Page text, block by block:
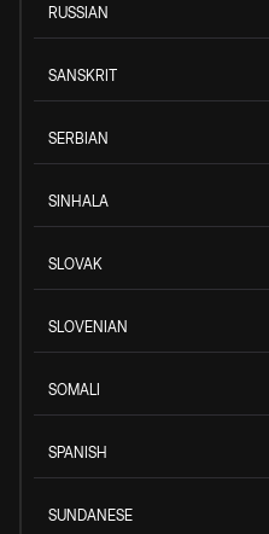
RUSSIAN
SANSKRIT
SERBIAN
SINHALA
SLOVAK
SLOVENIAN
SOMALI
SPANISH
SUNDANESE